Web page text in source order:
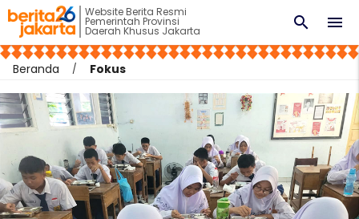
Website Berita Resmi
Pemerintah Provinsi
Daerah Khusus Jakarta menu
search
Beranda Fokus